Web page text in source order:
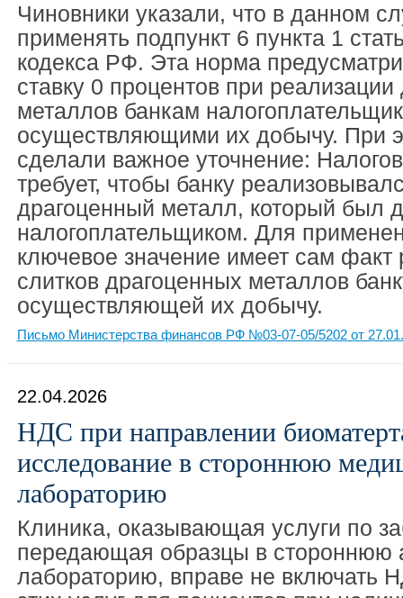
Чиновники указали, что в данном
применять подпункт 6 пункта 1
кодекса РФ. Эта норма
ставку 0 процентов при
металлов банкам
осуществляющими их добычу. При
сделали важное уточнение:
требует, чтобы банку
драгоценный металл, который был
налогоплательщиком. Для
ключевое значение имеет сам факт
слитков драгоценных металлов
осуществляющей их добычу.
Письмо Министерства финансов РФ №03-07-05/5202 от
22.04.2026
НДС при направлении
исследование в стороннюю
лабораторию
Клиника, оказывающая услуги по
передающая образцы в стороннюю
лабораторию, вправе не включать